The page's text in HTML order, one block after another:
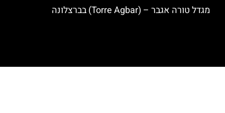
מגדל טורה אגבר – (‪Torre Agbar‬) בברצלונה